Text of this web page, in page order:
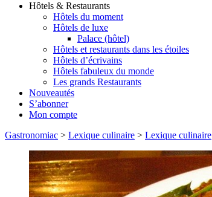
Hôtels & Restaurants
Hôtels du moment
Hôtels de luxe
Palace (hôtel)
Hôtels et restaurants dans les étoiles
Hôtels d’écrivains
Hôtels fabuleux du monde
Les grands Restaurants
Nouveautés
S’abonner
Mon compte
Gastronomiac > Lexique culinaire > Lexique culinaire